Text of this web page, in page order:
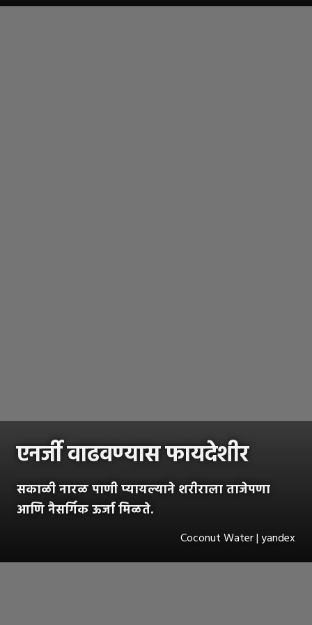
एनर्जी वाढवण्यास फायदेशीर
सकाळी नारळ पाणी प्यायल्याने शरीराला ताजेपणा
आणि नैसर्गिक ऊर्जा मिळते.
Coconut Water | yandex